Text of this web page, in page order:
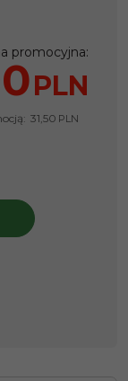
promocyjna:
PLN
31,50 PLN